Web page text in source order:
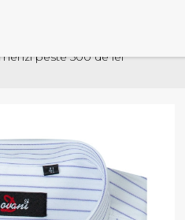
peste 500 de lei